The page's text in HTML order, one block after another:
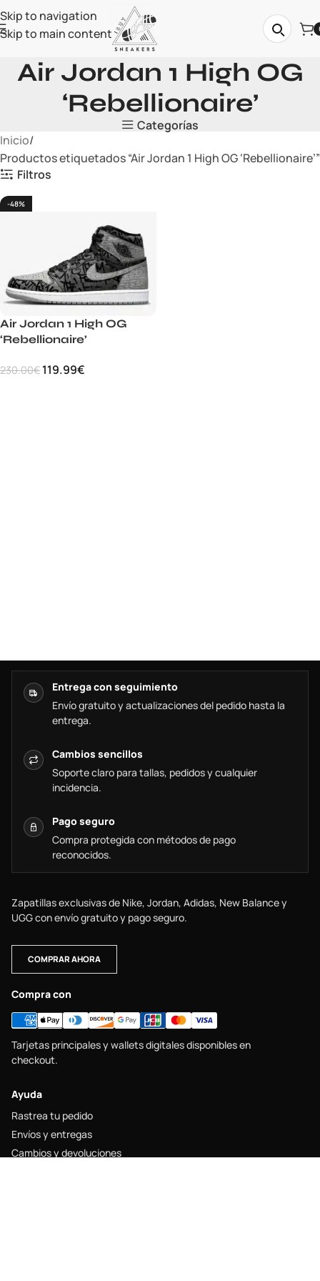
Skip to navigation
Skip to main content
Air Jordan 1 High OG
‘Rebellionaire’
Categorías
Inicio
Productos etiquetados “Air Jordan 1 High OG ‘Rebellionaire’”
Filtros
-48%
Air Jordan 1 High OG
‘Rebellionaire’
230.00€ 119.99€
Entrega con seguimiento
Envío gratuito y actualizaciones del pedido hasta la
entrega.
Cambios sencillos
Soporte claro para tallas, pedidos y cualquier
incidencia.
Pago seguro
Compra protegida con métodos de pago
reconocidos.
Zapatillas exclusivas de Nike, Jordan, Adidas, New Balance y
UGG con envío gratuito y pago seguro.
COMPRAR AHORA
Compra con
Tarjetas principales y wallets digitales disponibles en
checkout.
Ayuda
Rastrea tu pedido
Envíos y entregas
Cambios y devoluciones